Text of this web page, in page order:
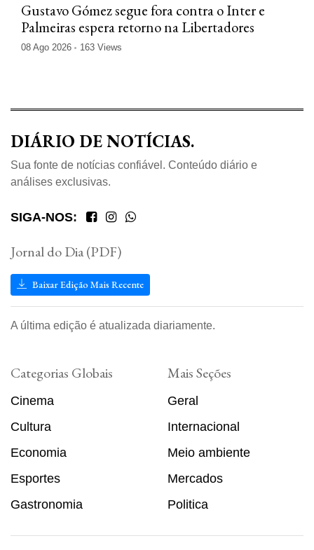
Gustavo Gómez segue fora contra o Inter e
Palmeiras espera retorno na Libertadores
08 Ago 2026 163 Views
DIÁRIO DE NOTÍCIAS.
Sua fonte de notícias confiável. Conteúdo diário e
análises exclusivas.
SIGA-NOS:
Jornal do Dia (PDF)
Baixar Edição Mais Recente
A última edição é atualizada diariamente.
Categorias Globais
Cinema
Cultura
Economia
Esportes
Gastronomia
Mais Seções
Geral
Internacional
Meio ambiente
Mercados
Politica